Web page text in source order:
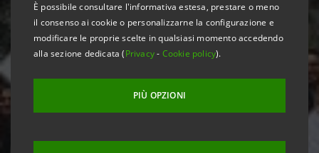
È possibile consultare l'informativa estesa, prestare o meno
il consenso ai cookie o personalizzarne la configurazione e
modificare le proprie scelte in qualsiasi momento accedendo
alla sezione dedicata (Privacy- Cookie policy).
PIÙ OPZIONI